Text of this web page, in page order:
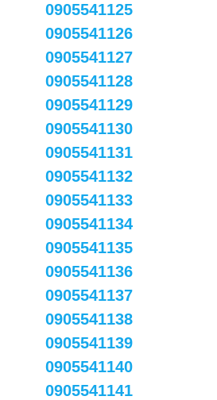
0905541125
0905541126
0905541127
0905541128
0905541129
0905541130
0905541131
0905541132
0905541133
0905541134
0905541135
0905541136
0905541137
0905541138
0905541139
0905541140
0905541141